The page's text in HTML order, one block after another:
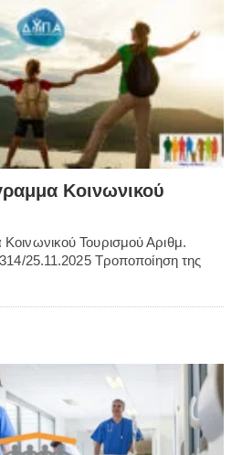
Κοινωνικού
Τουρισμού Αριθμ.
25.11.2025 Τροποποίηση της